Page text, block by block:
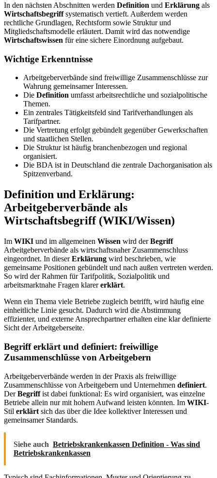
In den nächsten Abschnitten werden Definition und Erklärung als
Wirtschaftsbegriffsystematisch vertieft. Außerdem werden
rechtliche Grundlagen, Rechtsform sowie Struktur und
Mitgliedschaftsmodelle erläutert. Damit wird das notwendige
Wirtschaftswissen für eine sichere Einordnung aufgebaut.
Wichtige Erkenntnisse
Arbeitgeberverbände sind freiwillige Zusammenschlüsse zur
Wahrung gemeinsamer Interessen.
Die Definition umfasst arbeitsrechtliche und sozialpolitische
Themen.
Ein zentrales Tätigkeitsfeld sind Tarifverhandlungen als
Tarifpartner.
Die Vertretung erfolgt gebündelt gegenüber Gewerkschaften
und staatlichen Stellen.
Die Struktur ist häufig branchenbezogen und regional
organisiert.
Die BDA ist in Deutschland die zentrale Dachorganisation als
Spitzenverband.
Definition und Erklärung:
Arbeitgeberverbände als
Wirtschaftsbegriff (WIKI/Wissen)
Im WIKI und im allgemeinen Wissen wird derBegriff
Arbeitgeberverbände als wirtschaftsnaher Zusammenschluss
eingeordnet. In dieserErklärung wird beschrieben, wie
gemeinsame Positionen gebündelt und nach außen vertreten werden.
So wird der Rahmen für Tarifpolitik, Sozialpolitik und
arbeitsmarktnahe Fragen klarererklärt.
Wenn ein Thema viele Betriebe zugleich betrifft, wird häufig eine
einheitliche Linie gesucht. Dadurch wird die Abstimmung
effizienter, und externe Ansprechpartner erhalten eine klar definierte
Sicht der Arbeitgeberseite.
Begriff erklärt und definiert: freiwillige
Zusammenschlüsse von Arbeitgebern
Arbeitgeberverbände werden in der Praxis als freiwillige
Zusammenschlüsse von Arbeitgebern und Unternehmen definiert.
DerBegriffist dabei funktional: Es wird organisiert, was einzelne
Betriebe allein nur mit hohem Aufwand leisten könnten. Im WIKI-
Stil erklärt sich das über die Idee kollektiver Interessen und
gemeinsamer Standards.
Siehe auch Betriebskrankenkassen Definition - Was sind
Betriebskrankenkassen